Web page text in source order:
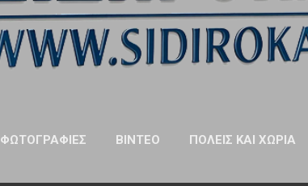
ΦΩΤΟΓΡΑΦΊΕΣ ΒΊΝΤΕΟ ΠΌΛΕΙΣ ΚΑΙ ΧΩΡΙΆ